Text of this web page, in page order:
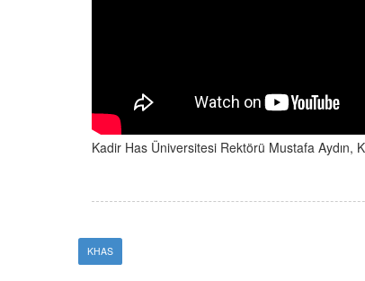
Kadir Has Üniversitesi Rektörü Mustafa Aydın,
KHAS